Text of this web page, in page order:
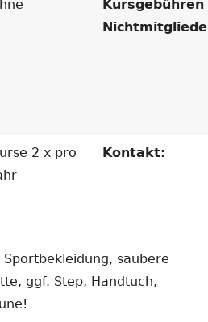
Kursgebühren
2 x pro
Kontakt:
Sportbekleidung, saubere
ggf. Step, Handtuch,